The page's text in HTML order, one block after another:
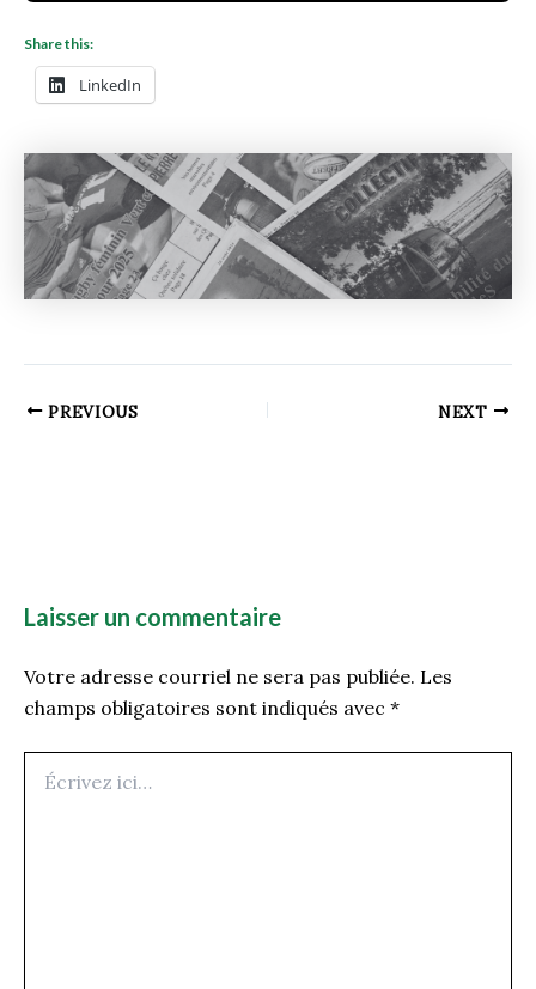
Share this:
LinkedIn
PREVIOUS NEXT
Laisser un commentaire
Votre adresse courriel ne sera pas publiée. Les
champs obligatoires sont indiqués avec *
ici…